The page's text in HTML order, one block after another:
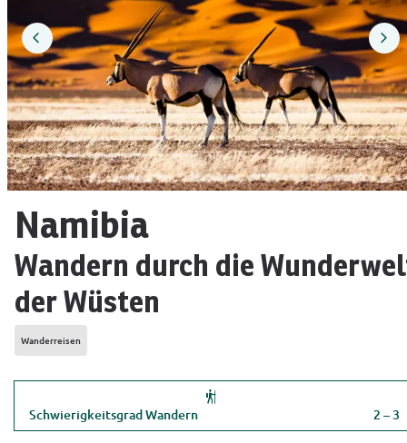
Namibia
Wandern durch die
der Wüsten
Wanderreisen
Schwierigkeitsgrad Wandern 2 – 3